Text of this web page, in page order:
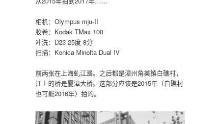
相机：Olympus mju-II
胶卷：Kodak TMax 100
冲洗：D23 25度 8分
扫描：Konica Minolta Dual IV
前两张在上海虬江路。之后都是漳州角美镇白礁村，
江上的桥是厦漳大桥。这部分应该是2015年（白礁村
也可能2016年）拍的。